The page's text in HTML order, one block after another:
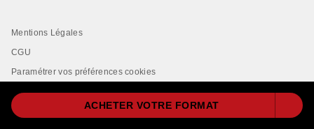
ACHETER VOTRE FORMAT
Mentions Légales
CGU
Paramétrer vos préférences cookies
Données Personnelles
Charte de Référencement